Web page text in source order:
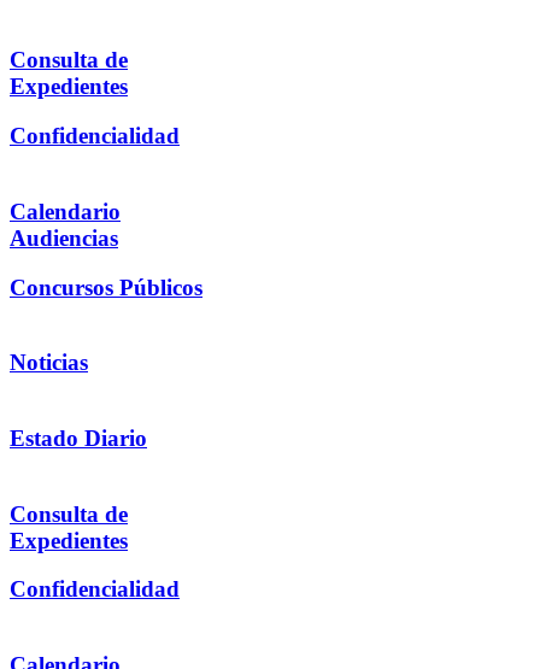
Consulta de
Expedientes
Confidencialidad
Calendario
Audiencias
Concursos Públicos
Noticias
Estado Diario
Consulta de
Expedientes
Confidencialidad